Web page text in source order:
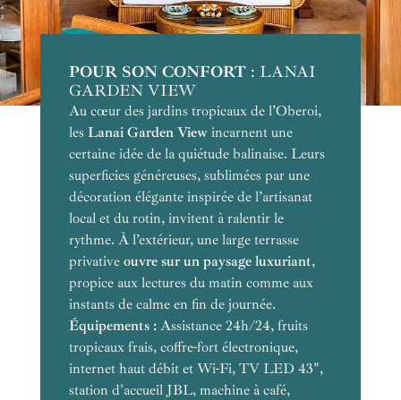
POUR SON CONFORT : LANAI
GARDEN VIEW
Au cœur des jardins tropicaux de l’Oberoi,
les Lanai Garden View incarnent une
certaine idée de la quiétude balinaise. Leurs
superficies généreuses, sublimées par une
décoration élégante inspirée de l’artisanat
local et du rotin, invitent à ralentir le
rythme. À l’extérieur, une large terrasse
privative ouvre sur un paysage luxuriant,
propice aux lectures du matin comme aux
instants de calme en fin de journée.
Équipements :Assistance 24h/24, fruits
tropicaux frais, coffre-fort électronique,
internet haut débit et Wi-Fi, TV LED 43",
station d'accueil JBL, machine à café,
POUR SA VUE
Perchées face à l’océan Indien
Lanai
Ocean View
Équipements :
POUR LES COUPLES
Luxury Villa Garden View
regard se perd dans la végétation
POUR LES VOYAGES DE NOCES
Luxury Villa Ocean View
vue sur le
bleu à l'infini
Équipements :
POUR SON INTIMITÉ
Luxury Villa Garden View Private Pool
ouvre sur le jardin
Équipements :
NOTRE COUP DE COEUR
Face à l’océan Indien
Luxury
Villa Ocean View Private Pool
POUR UN SÉJOUR SPACIEUX &
LUXIEUX
face à l’océan
Royal Ocean View Villa Private Pool
ouverte sur un jardin
privé,